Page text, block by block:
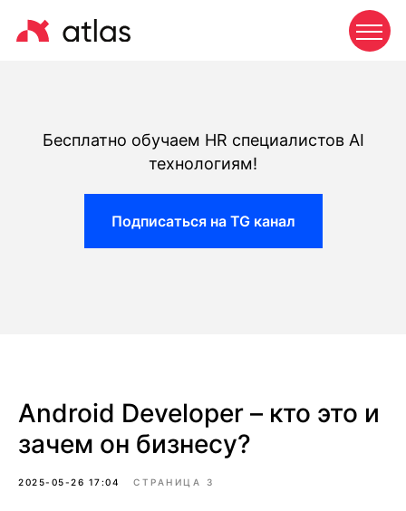
Бесплатно обучаем HR специалистов AI
технологиям!
Подписаться на TG канал
Android Developer – кто это и
зачем он бизнесу?
2025-05-26 17:04 СТРАНИЦА 3